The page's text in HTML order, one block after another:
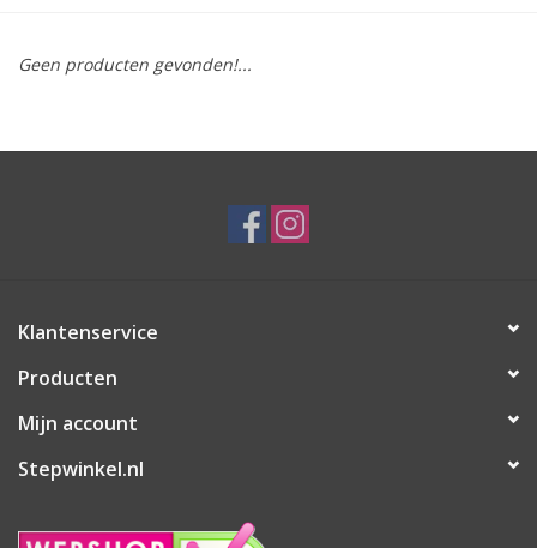
Geen producten gevonden!...
Klantenservice
Producten
Mijn account
Stepwinkel.nl